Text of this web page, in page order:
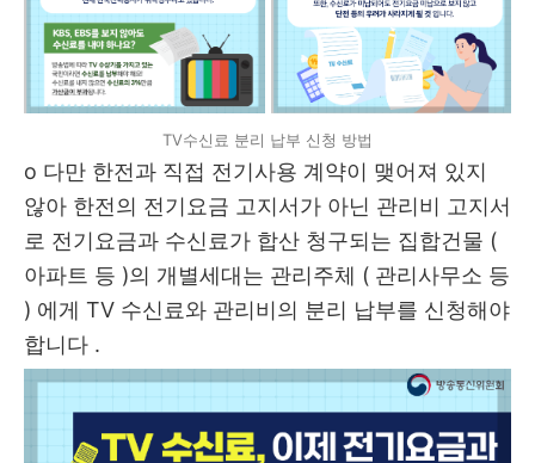
TV수신료 분리 납부 신청 방법
o 다만 한전과 직접 전기사용 계약이 맺어져 있지
않아 한전의 전기요금 고지서가 아닌 관리비 고지서
로 전기요금과 수신료가 합산 청구되는 집합건물 (
아파트 등 )의 개별세대는 관리주체 ( 관리사무소 등
) 에게 TV 수신료와 관리비의 분리 납부를 신청해야
합니다 .